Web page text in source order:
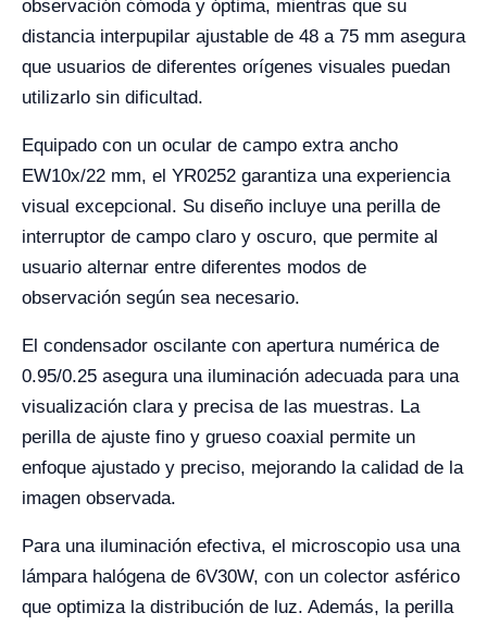
observación cómoda y óptima, mientras que su
distancia interpupilar ajustable de 48 a 75 mm asegura
que usuarios de diferentes orígenes visuales puedan
utilizarlo sin dificultad.
Equipado con un ocular de campo extra ancho
EW10x/22 mm, el YR0252 garantiza una experiencia
visual excepcional. Su diseño incluye una perilla de
interruptor de campo claro y oscuro, que permite al
usuario alternar entre diferentes modos de
observación según sea necesario.
El condensador oscilante con apertura numérica de
0.95/0.25 asegura una iluminación adecuada para una
visualización clara y precisa de las muestras. La
perilla de ajuste fino y grueso coaxial permite un
enfoque ajustado y preciso, mejorando la calidad de la
imagen observada.
Para una iluminación efectiva, el microscopio usa una
lámpara halógena de 6V30W, con un colector asférico
que optimiza la distribución de luz. Además, la perilla